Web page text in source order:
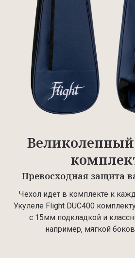
Великолепный
Превосходная защита
Чехол идет в комплекте к
Укулеле Flight DUC400
с 15мм подкладкой и
например, мягкой